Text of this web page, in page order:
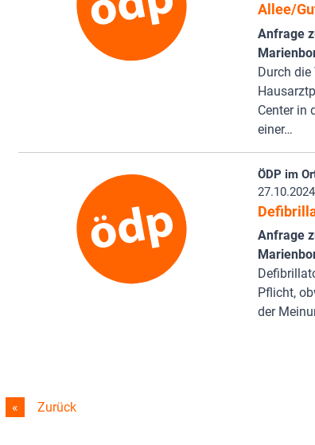
Allee/
Anfrage
Durch die
Center in
einer…
ÖDP im
27.10.2024
Anfrage
Pflicht,
der
Zurück